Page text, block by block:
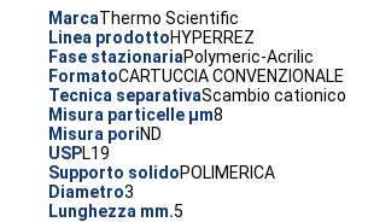
MarcaThermo Scientific
Linea prodottoHYPERREZ
Fase stazionariaPolymeric-Acrilic
FormatoCARTUCCIA CONVENZIONALE
Tecnica separativaScambio cationico
Misura particelle µm8
Misura poriND
USPL19
Supporto solidoPOLIMERICA
Diametro3
Lunghezza mm.5